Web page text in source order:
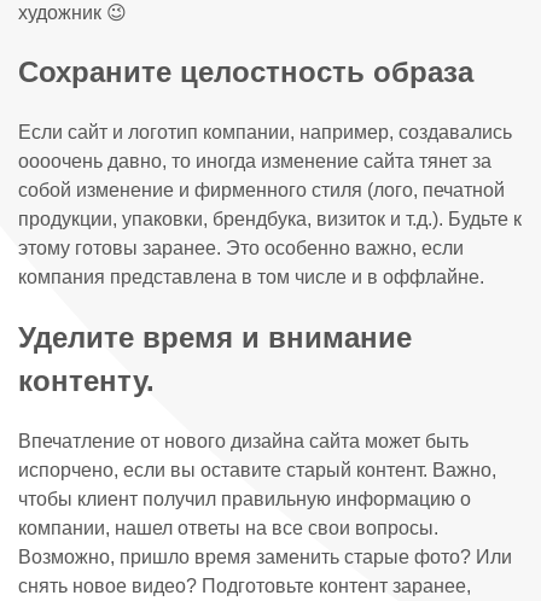
художник 😉
Сохраните целостность образа
Если сайт и логотип компании, например, создавались
оооочень давно, то иногда изменение сайта тянет за
собой изменение и фирменного стиля (лого, печатной
продукции, упаковки, брендбука, визиток и т.д.). Будьте к
этому готовы заранее. Это особенно важно, если
компания представлена в том числе и в оффлайне.
Уделите время и внимание
контенту.
Впечатление от нового дизайна сайта может быть
испорчено, если вы оставите старый контент. Важно,
чтобы клиент получил правильную информацию о
компании, нашел ответы на все свои вопросы.
Возможно, пришло время заменить старые фото? Или
снять новое видео? Подготовьте контент заранее,